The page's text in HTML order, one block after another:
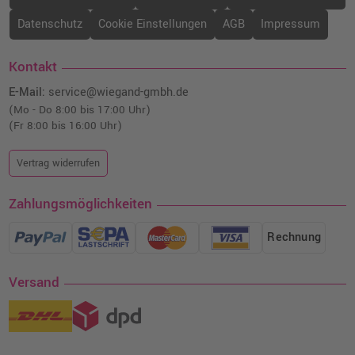
Datenschutz
Cookie Einstellungen AGB Impressum
Kontakt
E-Mail: service@wiegand-gmbh.de
(Mo - Do 8:00 bis 17:00 Uhr)
(Fr 8:00 bis 16:00 Uhr)
Vertrag widerrufen
Zahlungsmöglichkeiten
Rechnung
Versand